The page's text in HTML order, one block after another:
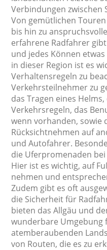
Verbindungen
Von gemütlichen
bis hin zu
erfahrene Radfahrer
und jedes Können
in dieser Region ist es
Verhaltensregeln zu
Verkehrsteilnehmer zu
das Tragen eines
Verkehrsregeln, das
wenn vorhanden, sowie
Rücksichtnehmen auf
und Autofahrer.
die Uferpromenaden
Hier ist es wichtig, auf
nehmen und
Zudem gibt es oft
die Sicherheit für
bieten das Allgäu und
wunderbare Umgebung
atemberaubenden
von Routen, die es zu